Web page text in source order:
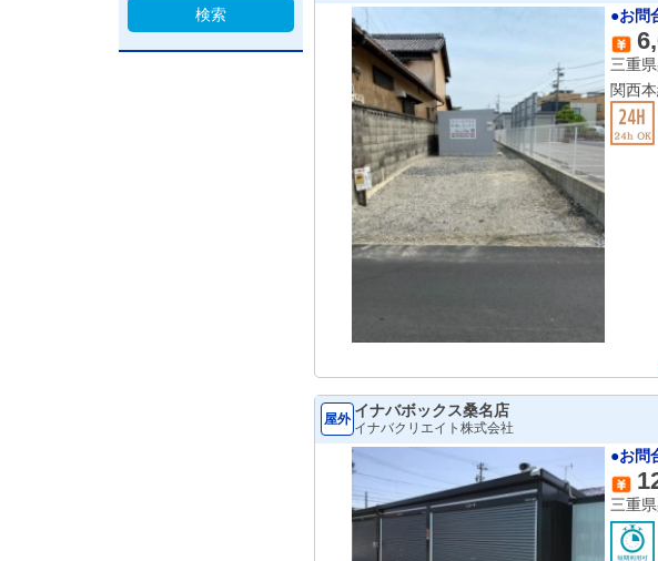
検索 ●お問
三重
関西
近鉄
屋外 イナバボックス桑名店
イナバクリエイト株式会社
●お問
三重